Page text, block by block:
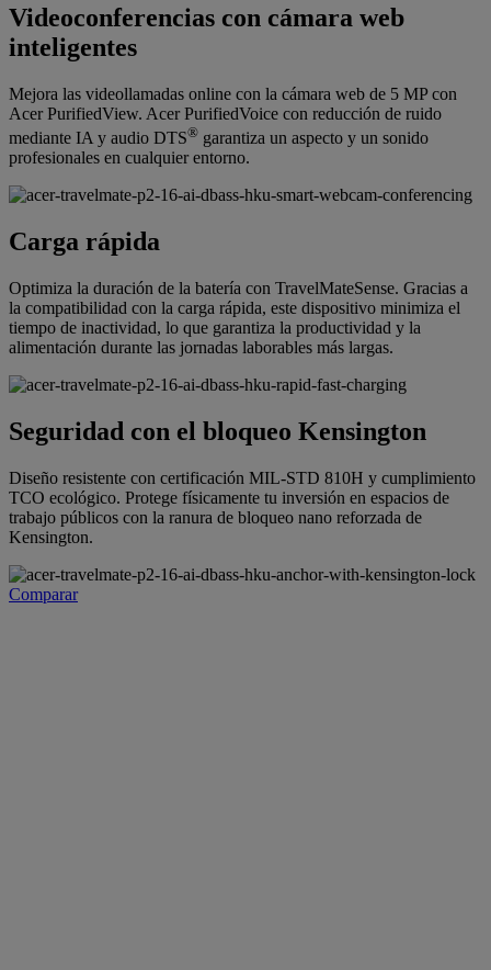
Videoconferencias con cámara web
inteligentes
Mejora las videollamadas online con la cámara web de 5 MP con
Acer PurifiedView. Acer PurifiedVoice con reducción de ruido
mediante IA y audio DTS® garantiza un aspecto y un sonido
profesionales en cualquier entorno.
Carga rápida
Optimiza la duración de la batería con TravelMateSense. Gracias a
la compatibilidad con la carga rápida, este dispositivo minimiza el
tiempo de inactividad, lo que garantiza la productividad y la
alimentación durante las jornadas laborables más largas.
Seguridad con el bloqueo Kensington
Diseño resistente con certificación MIL-STD 810H y cumplimiento
TCO ecológico. Protege físicamente tu inversión en espacios de
trabajo públicos con la ranura de bloqueo nano reforzada de
Kensington.
Comparar